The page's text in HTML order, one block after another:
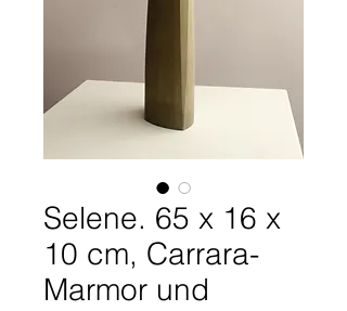
Selene. 65 x 16 x
10 cm, Carrara-
Marmor und